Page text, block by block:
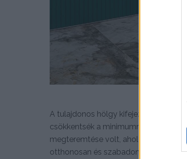
A tulajdonos hölgy kifejezett
csökkentsék a minimumra a kerámia
megteremtése volt, ahol az esztétika
otthonosan és szabadon érzi magát.